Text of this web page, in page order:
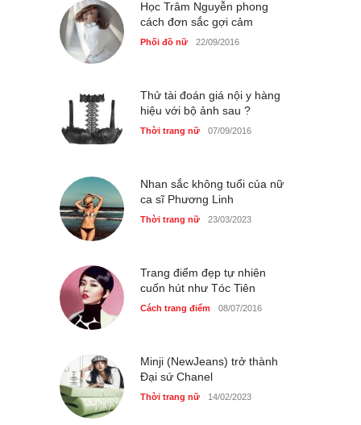
sáng tạo mới của giới trẻ
Thời trang nữ 21/10/2025
Học Trâm Nguyễn phong
cách đơn sắc gợi cảm
Phối đồ nữ 22/09/2016
Thử tài đoán giá nội y hàng
hiệu với bộ ảnh sau ?
Thời trang nữ 07/09/2016
Nhan sắc không tuổi của nữ
ca sĩ Phương Linh
Thời trang nữ 23/03/2023
Trang điểm đẹp tự nhiên
cuốn hút như Tóc Tiên
Cách trang điểm 08/07/2016
Minji (NewJeans) trở thành
Đại sứ Chanel
Thời trang nữ 14/02/2023